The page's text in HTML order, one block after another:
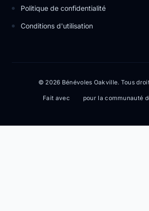
Politique de confidentialité
Conditions d'utilisation
© 2026 Bénévoles Oakville. Tous
Fait avec pour la communauté